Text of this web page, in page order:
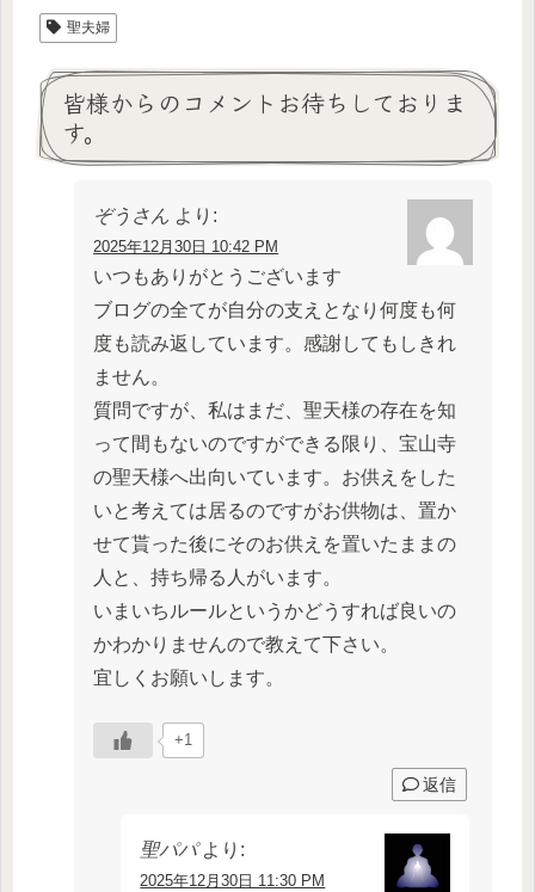
聖夫婦
皆様からのコメントお待ちしておりま
す。
ぞうさん より:
2025年12月30日 10:42 PM
いつもありがとうございます
ブログの全てが自分の支えとなり何度も何
度も読み返しています。感謝してもしきれ
ません。
質問ですが、私はまだ、聖天様の存在を知
って間もないのですができる限り、宝山寺
の聖天様へ出向いています。お供えをした
いと考えては居るのですがお供物は、置か
せて貰った後にそのお供えを置いたままの
人と、持ち帰る人がいます。
いまいちルールというかどうすれば良いの
かわかりませんので教えて下さい。
宜しくお願いします。
+1
返信
聖パパ より:
2025年12月30日 11:30 PM